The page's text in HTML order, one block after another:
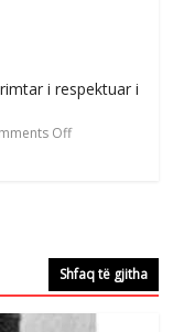
i respektuar i
Off
Kosovë
Off
Shfaq të gjitha